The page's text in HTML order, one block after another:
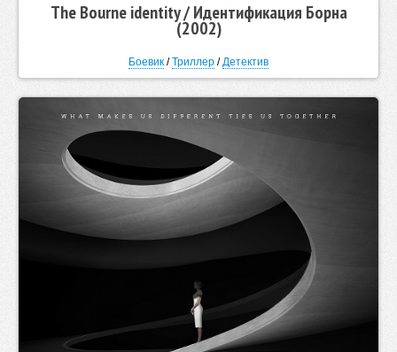
The Bourne identity / Идентификация Борна
(2002)
Боевик /Триллер /Детектив